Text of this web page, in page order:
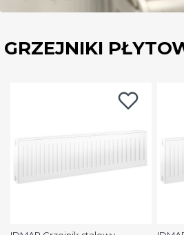
GRZEJNIKI